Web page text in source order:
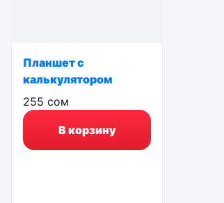
Планшет с
калькулятором
255 сом
В корзину